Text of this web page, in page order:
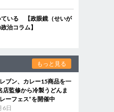
ている 【政眼鏡（せいが
治コラム】
もっと見る
ブン、カレー15商品を一
監修から冷製うどんま
ーフェス”を開催中
6日